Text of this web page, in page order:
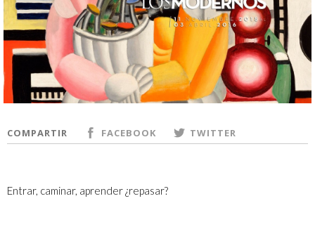
COMPARTIR FACEBOOK TWITTER
Entrar, caminar, aprender ¿repasar?